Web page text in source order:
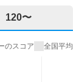
120〜
のスコア 全国平均